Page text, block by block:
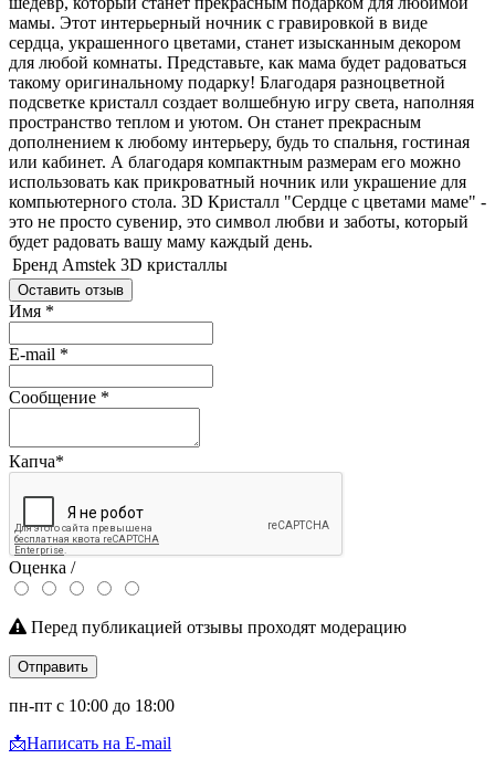
мамы. Этот интерьерный ночник с гравировкой в виде
сердца, украшенного цветами, станет изысканным декором
для любой комнаты. Представьте, как мама будет радоваться
такому оригинальному подарку! Благодаря разноцветной
подсветке кристалл создает волшебную игру света, наполняя
пространство теплом и уютом. Он станет прекрасным
дополнением к любому интерьеру, будь то спальня, гостиная
или кабинет. А благодаря компактным размерам его можно
использовать как прикроватный ночник или украшение для
компьютерного стола. 3D Кристалл "Сердце с цветами маме" -
это не просто сувенир, это символ любви и заботы, который
будет радовать вашу маму каждый день.
Бренд Amstek 3D кристаллы
Оставить отзыв
Имя *
E-mail *
Сообщение *
Капча*
Оценка /
Перед публикацией отзывы проходят модерацию
Отправить
пн-пт с 10:00 до 18:00
📩Написать на E-mail